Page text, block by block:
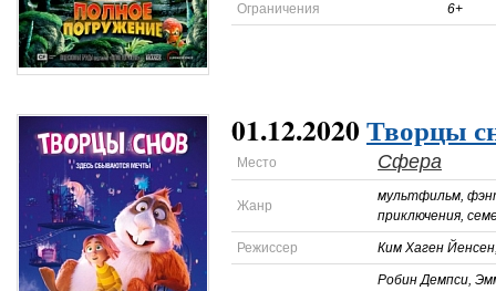
Ограничения 6+
01.12.2020Творцы
Место Сфера
Жанр
мультфильм,
приключения,
Режиссер Ким Хаген
Робин Демпси,